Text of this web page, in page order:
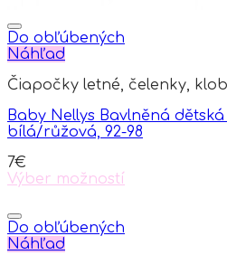
Do obľúbených
Náhľad
Čiapočky letné, čelenky,
Baby Nellys Bavlněná
bílá/růžová, 92-98
7€
Výber možností
product
has
multiple
Do obľúbených
Náhľad